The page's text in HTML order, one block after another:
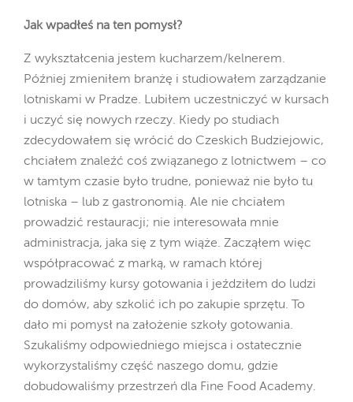
Jak wpadłeś na ten pomysł?
Z wykształcenia jestem kucharzem/kelnerem.
Później zmieniłem branżę i studiowałem zarządzanie
lotniskami w Pradze. Lubiłem uczestniczyć w kursach
i uczyć się nowych rzeczy. Kiedy po studiach
zdecydowałem się wrócić do Czeskich Budziejowic,
chciałem znaleźć coś związanego z lotnictwem – co
w tamtym czasie było trudne, ponieważ nie było tu
lotniska – lub z gastronomią. Ale nie chciałem
prowadzić restauracji; nie interesowała mnie
administracja, jaka się z tym wiąże. Zacząłem więc
współpracować z marką, w ramach której
prowadziliśmy kursy gotowania i jeździłem do ludzi
do domów, aby szkolić ich po zakupie sprzętu. To
dało mi pomysł na założenie szkoły gotowania.
Szukaliśmy odpowiedniego miejsca i ostatecznie
wykorzystaliśmy część naszego domu, gdzie
dobudowaliśmy przestrzeń dla Fine Food Academy.